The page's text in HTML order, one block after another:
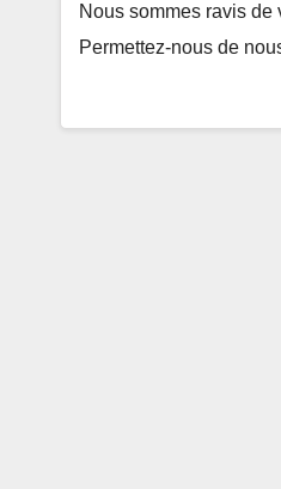
Nous sommes ravis de
Permettez-nous de